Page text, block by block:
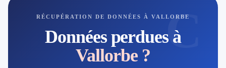
C
RÉCUPÉRATION DE DONNÉES À VALLORBE
Données perdues à
Vallorbe ?